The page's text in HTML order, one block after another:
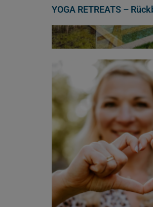
YOGA RETREATS –